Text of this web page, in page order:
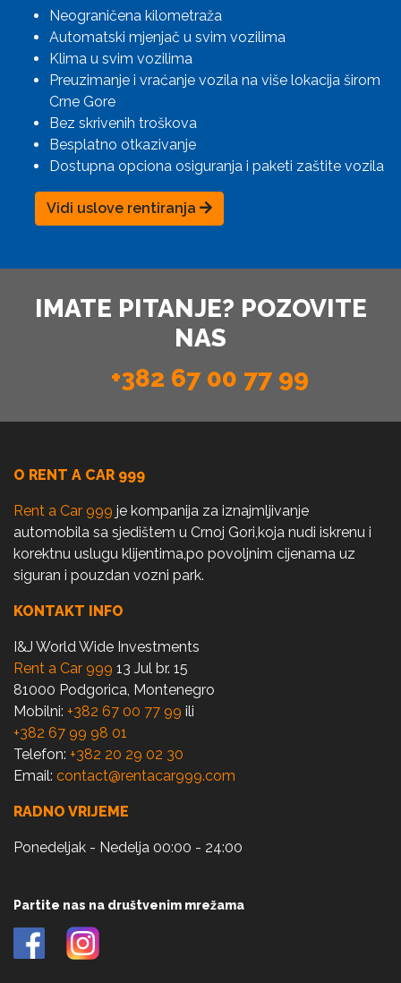
Neograničena kilometraža
Automatski mjenjač u svim vozilima
Klima u svim vozilima
Preuzimanje i vraćanje vozila na više lokacija širom
Crne Gore
Bez skrivenih troškova
Besplatno otkazivanje
Dostupna opciona osiguranja i paketi zaštite vozila
Vidi uslove rentiranja
IMATE PITANJE? POZOVITE
NAS
+382 67 00 77 99
O RENT A CAR 999
Rent a Car 999 je kompanija za iznajmljivanje
automobila sa sjedištem u Crnoj Gori,koja nudi iskrenu i
korektnu uslugu klijentima,po povoljnim cijenama uz
siguran i pouzdan vozni park.
KONTAKT INFO
I&J World Wide Investments
Rent a Car 999 13 Jul br. 15
81000 Podgorica, Montenegro
Mobilni: +382 67 00 77 99 ili
+382 67 99 98 01
Telefon: +382 20 29 02 30
Email: contact@rentacar999.com
RADNO VRIJEME
Ponedeljak - Nedelja 00:00 - 24:00
Partite nas na društvenim mrežama